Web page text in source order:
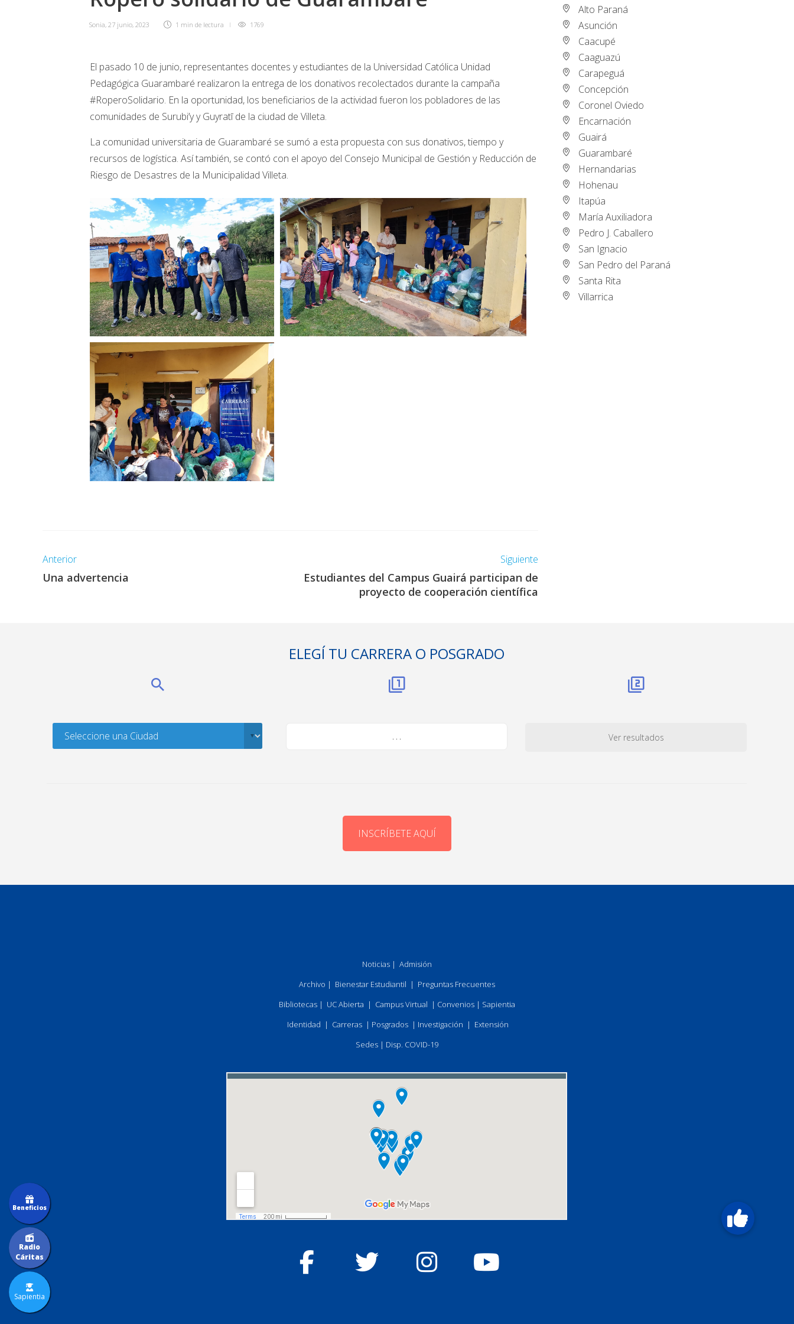
Sonia, 27 junio, 2023 1 min de lectura 1769
El pasado 10 de junio, representantes docentes y estudiantes de la Universidad Católica Unidad
Pedagógica Guarambaré realizaron la entrega de los donativos recolectados durante la campaña
#RoperoSolidario. En la oportunidad, los beneficiarios de la actividad fueron los pobladores de las
comunidades de Surubi’y y Guyratī de la ciudad de Villeta.
La comunidad universitaria de Guarambaré se sumó a esta propuesta con sus donativos, tiempo y
recursos de logística. Así también, se contó con el apoyo del Consejo Municipal de Gestión y Reducción de
Riesgo de Desastres de la Municipalidad Villeta.
Anterior
Una advertencia
Siguiente
Estudiantes del Campus Guairá participan de
proyecto de cooperación científica
Alto Paraná
Asunción
Caacupé
Caaguazú
Carapeguá
Concepción
Coronel Oviedo
Encarnación
Guairá
Guarambaré
Hernandarias
Hohenau
Itapúa
María Auxiliadora
Pedro J. Caballero
San Ignacio
San Pedro del Paraná
Santa Rita
Villarrica
ELEGÍ TU CARRERA O POSGRADO
. . . Ver resultados
INSCRÍBETE AQUÍ
Noticias| Admisión
Archivo | Bienestar Estudiantil | Preguntas Frecuentes
Bibliotecas| UC Abierta | Campus Virtual | Convenios| Sapientia
Identidad | Carreras| Posgrados| Investigación | Extensión
Sedes| Disp. COVID-19
Sapientia
Radio
Cáritas
Beneficios